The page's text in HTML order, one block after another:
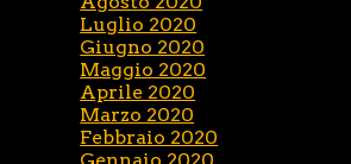
Luglio 2020
Giugno 2020
Maggio 2020
Aprile 2020
Marzo 2020
Febbraio 2020